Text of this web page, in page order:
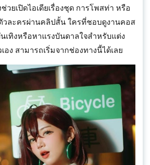
ช่วยเปิดไอเดียเรื่องชุด การโพสท่า หรือ
วละครผ่านคลิปสั้น ใครที่ชอบดูงานคอส
เทิงหรือหาแรงบันดาลใจสำหรับแต่ง
อง สามารถเริ่มจากช่องทางนี้ได้เลย